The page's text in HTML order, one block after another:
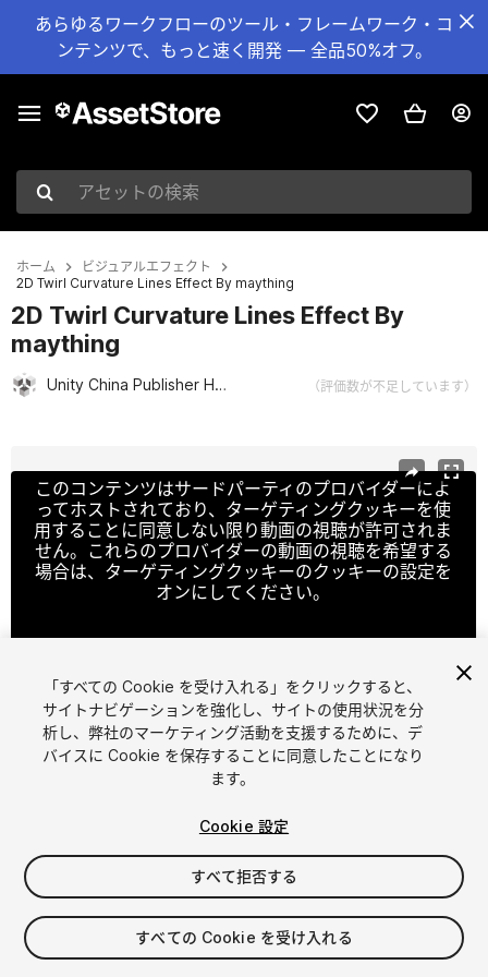
あらゆるワークフローのツール・フレームワーク・コ
ンテンツで、もっと速く開発 — 全品50%オフ。
アセットの検索
ホーム
ビジュアルエフェクト
2D Twirl Curvature Lines Effect By maything
2D Twirl Curvature Lines Effect By
maything
Unity China Publisher Hub （評価数が不足しています）
このコンテンツはサードパーティのプロバイダーによ
ってホストされており、ターゲティングクッキーを使
用することに同意しない限り動画の視聴が許可されま
せん。これらのプロバイダーの動画の視聴を希望する
場合は、ターゲティングクッキーのクッキーの設定を
オンにしてください。
クッキーの設定
1/10
$4.99
消費税は決済時に計算されます
「すべての Cookie を受け入れる」をクリックすると、
サイトナビゲーションを強化し、サイトの使用状況を分
析し、弊社のマーケティング活動を支援するために、デ
バイスに Cookie を保存することに同意したことになり
ます。
Cookie 設定
すべて拒否する
すべての Cookie を受け入れる